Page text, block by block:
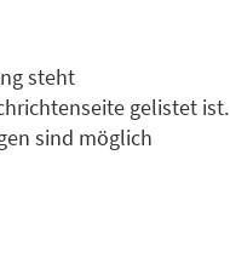
steht
gelistet ist.
sind möglich